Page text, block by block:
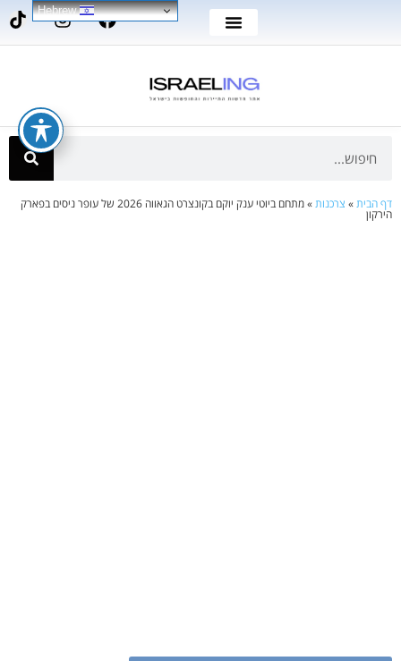
דף הבית» צרכנות» מתחם ביוטי ענק יוקם בקונצרט הגאווה 2026 של עופר ניסים בפארק
הירקון
Hebrew